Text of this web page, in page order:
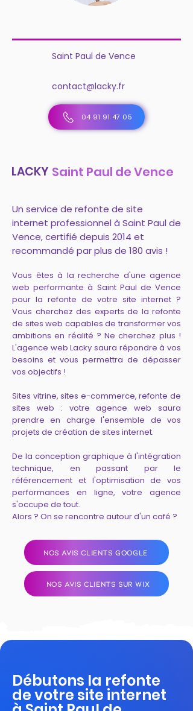
Saint Paul de Vence
contact@lacky.fr
04 91 91 47 05
LACKY Saint Paul de Vence
Un service de refonte de site
internet professionnel à Saint Paul de
Vence, certifié depuis 2014 et
recommandé par plus de 180 avis !
Vous êtes à la recherche d'une agence
web performante à Saint Paul de Vence
pour la refonte de votre site internet ?
Vous cherchez des experts de la refonte
de sites web capables de transformer vos
ambitions en réalité ? Ne cherchez plus !
L'agence web Lacky saura répondre à vos
besoins et vous permettra de dépasser
vos objectifs !
Sites vitrine, sites e-commerce, refonte de
sites web : votre agence web saura
prendre en charge l'ensemble de vos
projets de création de sites internet.
De la conception graphique à l'intégration
technique, en passant par le
référencement et l'optimisation de vos
performances en ligne, votre agence
s'occupe de tout.
Alors ? On se rencontre autour d'un café ?
NOS AVIS CLIENTS GOOGLE
NOS AVIS CLIENTS SUR WIX
Débutons la refonte
de votre site internet